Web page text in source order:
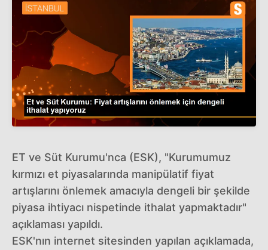
ET ve Süt Kurumu'nca (ESK), "Kurumumuz
kırmızı et piyasalarında manipülatif fiyat
artışlarını önlemek amacıyla dengeli bir şekilde
piyasa ihtiyacı nispetinde ithalat yapmaktadır"
açıklaması yapıldı.
ESK'nın internet sitesinden yapılan açıklamada,